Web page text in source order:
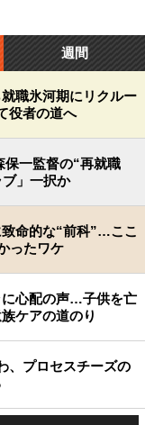
週間
職氷河期にリクルー
役者の道へ
保一監督の“再就職
」一択か
命的な“前科”…ここ
ったワケ
心配の声…子供を亡
ケアの道のり
、プロセスチーズの